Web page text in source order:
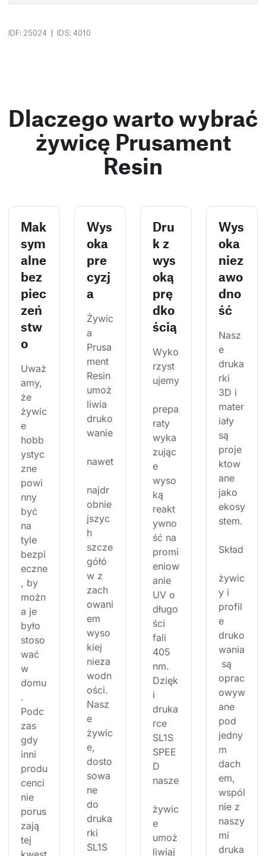
IDF: 25024 | IDS: 4010
Dlaczego warto wybrać
żywicę Prusament
Resin
Mak
sym
alne
bez
piec
zeń
stw
o
Uważ
amy,
że
żywic
e
hobb
ystyc
zne
powi
nny
być
na
tyle
bezpi
eczne
, by
możn
a je
było
stoso
wać
w
domu
.
Podc
zas
gdy
inni
produ
cenci
nie
porus
zają
tej
Wys
oka
pre
cyzj
a
Żywic
a
Prusa
ment
Resin
umoż
liwia
druko
wanie
nawet
najdr
obnie
jszyc
h
szcze
gółó
w z
zach
owani
em
wyso
kiej
nieza
wodn
ości.
Nasz
e
żywic
e,
dosto
sowa
ne
do
druka
rki
SL1S
Dru
k z
wys
oką
prę
dko
ścią
Wyko
rzyst
ujemy
prepa
raty
wyka
zując
e
wyso
ką
reakt
ywno
ść na
promi
eniow
anie
UV o
długo
ści
fali
405
nm.
Dzięk
i
druka
rce
SL1S
SPEE
D
nasze
żywic
e
umoż
liwiaj
Wys
oka
niez
awo
dno
ść
Nasz
e
druka
rki
3D i
mater
iały
są
proje
ktow
ane
jako
ekosy
stem.
Skład
żywic
y i
profil
e
druko
wania
są
oprac
owyw
ane
pod
jedny
m
dach
em,
wspól
nie z
naszy
mi
druka